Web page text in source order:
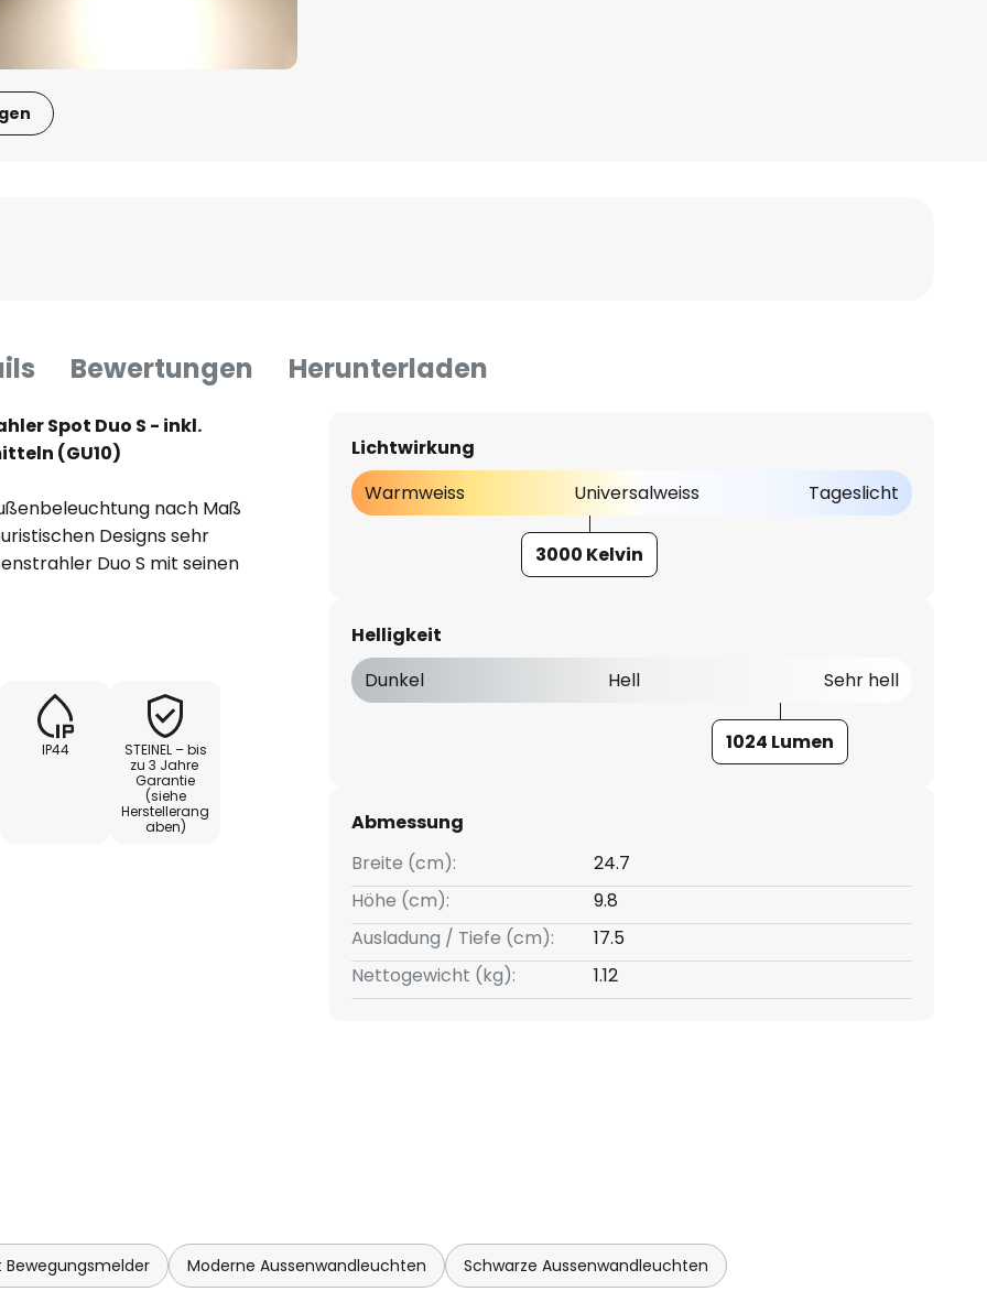
Bewertungen Herunterladen
Spot Duo S - inkl.
(GU10)
nach Maß
Designs sehr
Duo S mit seinen
um 90° schwenkbaren
Bewegungsmelder ist
auch mehrere Spots
IP44
STEINEL – bis
zu 3 Jahre
Garantie
(siehe
Herstellerang
aben)
Lichtwirkung
Warmweiss
Universalweiss Tageslicht
3000 Kelvin
Helligkeit
Dunkel
Hell Sehr hell
1024 Lumen
Abmessung
Breite (cm):
24.7
Höhe (cm):
9.8
Ausladung / Tiefe (cm):
17.5
Nettogewicht (kg):
1.12
Moderne Aussenwandleuchten Schwarze Aussenwandleuchten